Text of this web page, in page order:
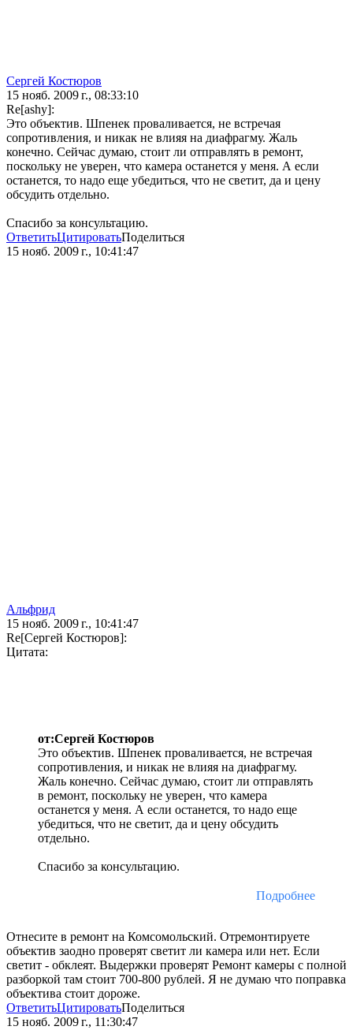
Сергей Костюров
15 нояб. 2009 г., 08:33:10
Re[ashy]:
Это объектив. Шпенек проваливается, не встречая
сопротивления, и никак не влияя на диафрагму. Жаль
конечно. Сейчас думаю, стоит ли отправлять в ремонт,
поскольку не уверен, что камера останется у меня. А если
останется, то надо еще убедиться, что не светит, да и цену
обсудить отдельно.
Спасибо за консультацию.
ОтветитьЦитироватьПоделиться
15 нояб. 2009 г., 10:41:47
Альфрид
15 нояб. 2009 г., 10:41:47
Re[Сергей Костюров]:
Цитата:
от:Сергей Костюров
Это объектив. Шпенек проваливается, не встречая
сопротивления, и никак не влияя на диафрагму.
Жаль конечно. Сейчас думаю, стоит ли отправлять
в ремонт, поскольку не уверен, что камера
останется у меня. А если останется, то надо еще
убедиться, что не светит, да и цену обсудить
отдельно.
Спасибо за консультацию.
Подробнее
Отнесите в ремонт на Комсомольский. Отремонтируете
объектив заодно проверят светит ли камера или нет. Если
светит - обклеят. Выдержки проверят Ремонт камеры с полной
разборкой там стоит 700-800 рублей. Я не думаю что поправка
объектива стоит дороже.
ОтветитьЦитироватьПоделиться
15 нояб. 2009 г., 11:30:47